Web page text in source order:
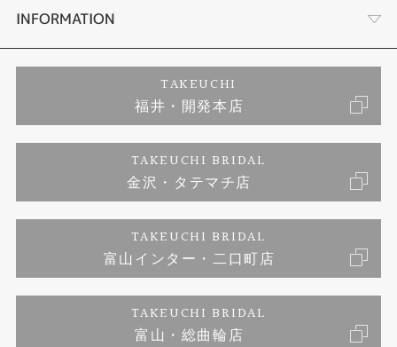
セットリング
エタニティーリング
婚約ネックレス
ダイヤモンドカッターブランド
アフターメンテナンス
金澤工房｜手作りペアリング
金澤工房｜手作り結婚指輪
金澤工房｜手作り婚約指輪プロポーズプラン
店舗情報
お客様の声
INFORMATION
プライバシーポリシー
TAKEUCHI
福井・開発本店
TAKEUCHI BRIDAL
金沢・タテマチ店
TAKEUCHI BRIDAL
富山インター・二口町店
TAKEUCHI BRIDAL
富山・総曲輪店